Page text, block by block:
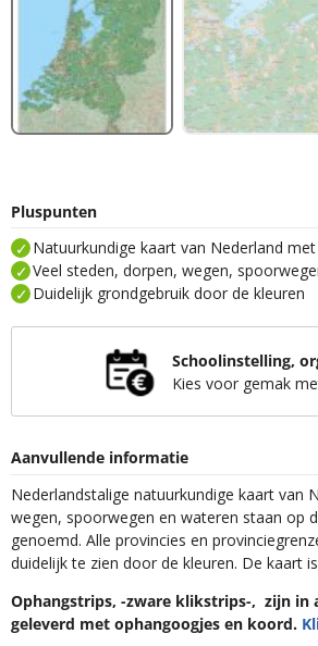
Pluspunten
Natuurkundige kaart van Nederland
Veel steden, dorpen, wegen,
Duidelijk grondgebruik door de kleuren
Schoolinstelling,
Kies voor gemak
Aanvullende informatie
Nederlandstalige natuurkundige kaart van
wegen, spoorwegen en wateren staan op
genoemd. Alle provincies en
duidelijk te zien door de kleuren. De kaart
Ophangstrips, -zware klikstrips-, zijn in
geleverd met ophangoogjes en koord.